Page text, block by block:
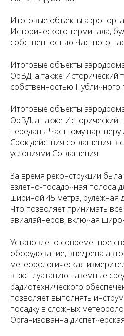
Итоговые объекты
Исторического терминала,
собственностью Частного
Итоговые объекты
ОрВД, а также Исторический
собственностью Публичного
Итоговые объекты
ОрВД, а также Исторический
переданы Частному партнеру
Срок действия соглашения в
условиями Соглашения.
За время реконструкции
взлетно-посадочная полоса
шириной 45 метра, рулежная
Что позволяет принимать
авиалайнеров, включая
Установлено современное
оборудование, внедрена
метеорологическая
в эксплуатацию наземные
радиотехнического
позволяет выполнять
посадку в сложных
Организованна